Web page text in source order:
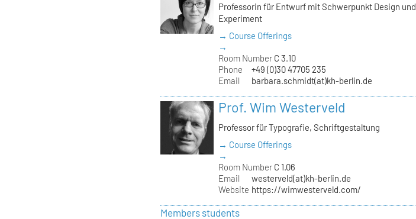
Professorin für Entwurf mit Schwerpunkt Design und
Experiment
→ Course Offerings
→
Room Number C 3.10
Phone
+49 (0)30 47705 235
Email
barbara.schmidt(at)kh-berlin.de
Prof. Wim Westerveld
Professor für Typografie, Schriftgestaltung
→ Course Offerings
→
Room Number C 1.06
Email
westerveld(at)kh-berlin.de
Website https://wimwesterveld.com/
Members students